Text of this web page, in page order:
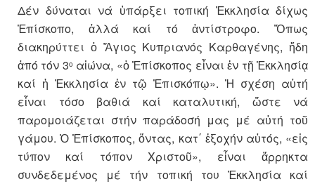
Δέν δύναται νά ὑπάρξει τοπική Ἐκκλησία δίχως
Ἐπίσκοπο, ἀλλά καί τό ἀντίστροφο. Ὅπως
διακηρύττει ὁ Ἅγιος Κυπριανός Καρθαγένης, ἤδη
ἀπό τόν 3ο αἰώνα, «ὁ Ἐπίσκοπος εἶναι ἐν τῇ Ἐκκλησίᾳ
καί ἡ Ἐκκλησία ἐν τῷ Ἐπισκόπῳ». Ἡ σχέση αὐτή
εἶναι τόσο βαθιά καί καταλυτική, ὥστε νά
παρομοιάζεται στήν παράδοσή μας μέ αὐτή τοῦ
γάμου. Ὁ Ἐπίσκοπος, ὄντας, κατ΄ ἐξοχήν αὐτός, «εἰς
τύπον καί τόπον Χριστοῦ», εἶναι ἄρρηκτα
συνδεδεμένος μέ τήν τοπική του Ἐκκλησία καί